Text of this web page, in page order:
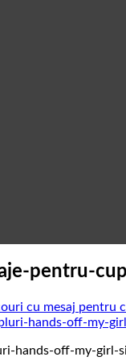
pentru-
cu mesaj pentru
hands-off-my-girl-